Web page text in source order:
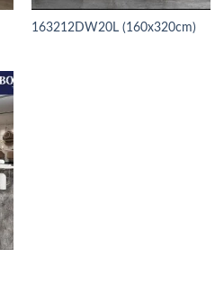
163212DW20L (160x320cm)